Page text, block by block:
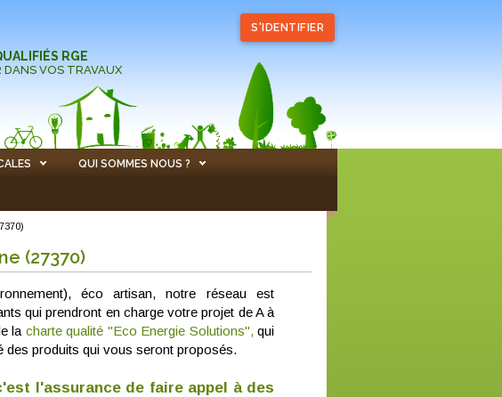
S'IDENTIFIER
RGE
DANS VOS TRAVAUX
QUI SOMMES NOUS ?
(27370)
éco artisan, notre réseau est
qui prendront en charge votre projet de A à
la charte qualité "Eco Energie Solutions", qui
des produits qui vous seront proposés.
l'assurance de faire appel à des